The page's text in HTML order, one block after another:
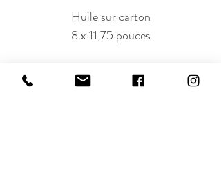
Huile sur carton
8 x 11,75 pouces